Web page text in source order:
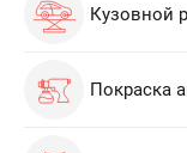
Кузовной
Покраска